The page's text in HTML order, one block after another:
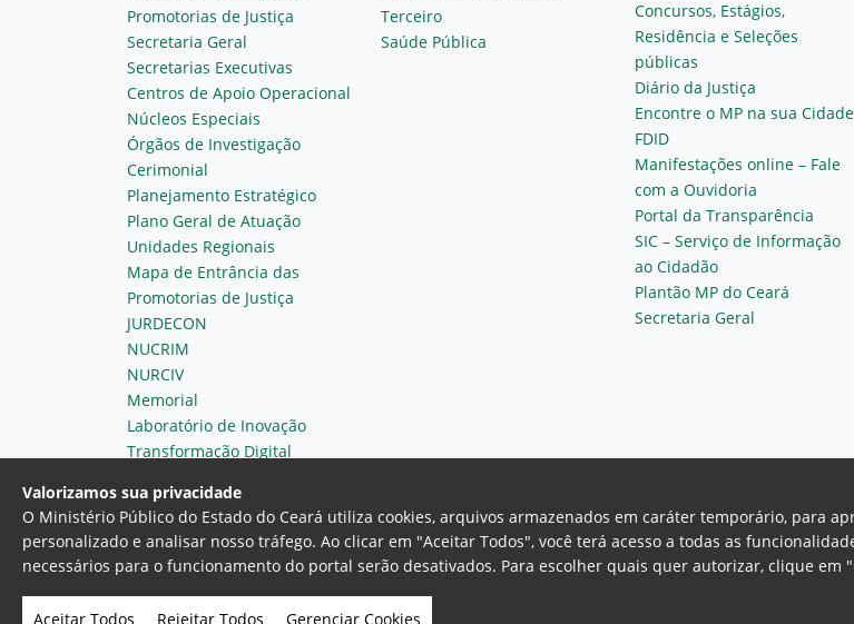
Promotorias de Justiça
Secretaria Geral
Secretarias Executivas
Centros de Apoio Operacional
Núcleos Especiais
Órgãos de Investigação
Cerimonial
Planejamento Estratégico
Plano Geral de Atuação
Unidades Regionais
Mapa de Entrância das
Promotorias de Justiça
JURDECON
NUCRIM
NURCIV
Memorial
Laboratório de Inovação
Transformação Digital
Terceiro
Saúde Pública
Concursos, Estágios,
Residência e Seleções
públicas
Diário da Justiça
Encontre o MP na sua Cidade
FDID
Manifestações online – Fale
com a Ouvidoria
Portal da Transparência
SIC – Serviço de Informação
ao Cidadão
Plantão MP do Ceará
Secretaria Geral
Ministério Público do Estado do Ceará Procuradoria Geral de Justiça
Av. Gen. Afonso Albuquerque Lima, 130 - Cambeba - CEP: 60.822-325
Valorizamos sua privacidade
O Ministério Público do Estado do Ceará utiliza cookies, arquivos armazenados em caráter temporário, para
personalizado e analisar nosso tráfego. Ao clicar em "Aceitar Todos", você terá acesso a todas as
necessários para o funcionamento do portal serão desativados. Para escolher quais quer autorizar, clique em
Aceitar Todos Rejeitar Todos Gerenciar Cookies